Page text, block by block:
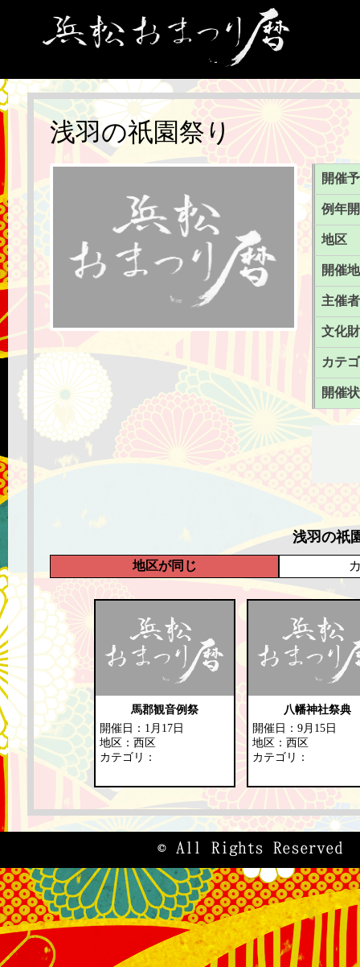
浅羽の祇園祭り
開催
例年
地区
開催地
主催者
文化
カテ
開催
浅羽の祇
地区が同じ
馬郡観音例祭
開催日：1月17日
地区：西区
カテゴリ：
八幡神社祭典
開催日：9月15日
地区：西区
カテゴリ：